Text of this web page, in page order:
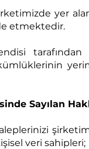
yer
etmektedir.
tarafından
Sayılan
veri sahipleri;